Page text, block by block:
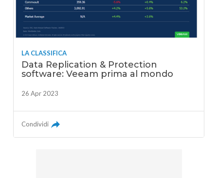
LA CLASSIFICA
Data Replication & Protection
software: Veeam prima al mondo
26 Apr 2023
Condividi